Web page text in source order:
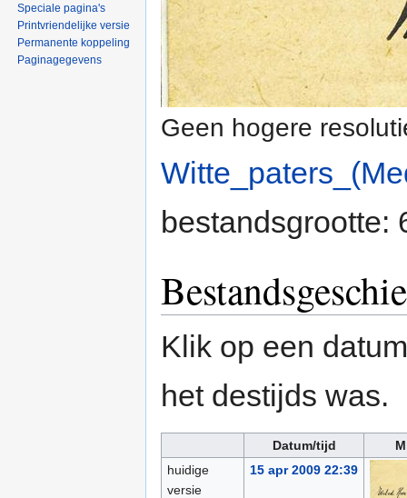
Geen hogere
bestandsgrootte:
Klik op een
het destijds was.
Datum/tijd
huidige
versie
15 apr 2009 22:39
Speciale pagina's
Printvriendelijke versie
Permanente koppeling
Paginagegevens